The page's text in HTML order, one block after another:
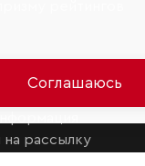
на рассылку
Соглашаюсь